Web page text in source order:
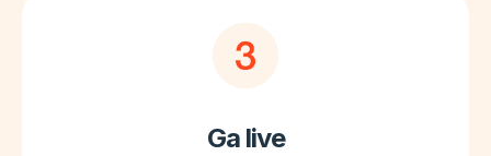
Ga live